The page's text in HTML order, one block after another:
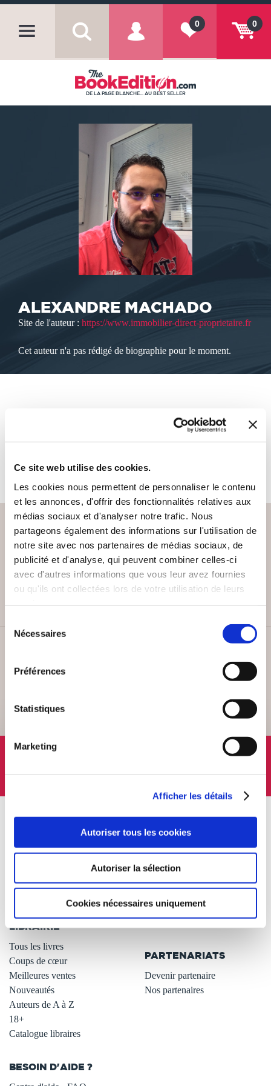
Ce site web utilise des cookies.
Les cookies nous permettent de personnaliser le contenu
et les annonces, d'offrir des fonctionnalités relatives aux
médias sociaux et d'analyser notre trafic. Nous
partageons également des informations sur l'utilisation de
notre site avec nos partenaires de médias sociaux, de
publicité et d'analyse, qui peuvent combiner celles-ci
avec d'autres informations que vous leur avez fournies
ou qu'ils ont collectées lors de votre utilisation de leurs
Nécessaires
Préférences
Statistiques
Marketing
Afficher les détails
Autoriser tous les cookies
Autoriser la sélection
Cookies nécessaires uniquement
0
0
DE LA PAGE BLANCHE... AU BEST SELLER
ALEXANDRE MACHADO
Site de l'auteur : https://www.immobilier-direct-proprietaire.fr
Cet auteur n'a pas rédigé de biographie pour le moment.
Cet auteur ne propose pas de livre à la vente sur notre site
pour le moment.
PAIEMENT SÉCURISÉ
Remises quantités jusqu'à -42%
Lundi au vendredi, 10-12h / 14-16h
Qui sommes-nous ?
Nos services aux auteurs
LIBRAIRIE
Tous les livres
Coups de cœur
Meilleures ventes
Nouveautés
Auteurs de A à Z
18+
Catalogue libraires
OFFRES
Newsletter -10%
Remises quantités -42%
Parrainage : partagez 5€
Programme de fidélité
Carte cadeau
PARTENARIATS
Devenir partenaire
Nos partenaires
BESOIN D'AIDE ?